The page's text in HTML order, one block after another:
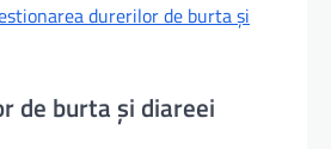
durerilor de burta și
de burta și diareei